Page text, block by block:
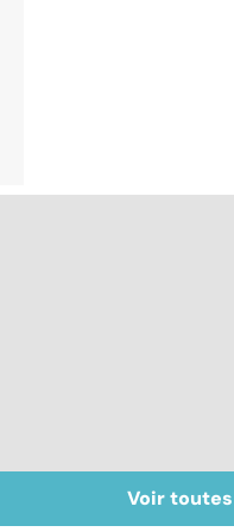
Covid-19 : tout savoir
Voir